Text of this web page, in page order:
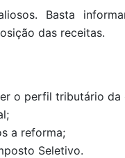
Basta
das receitas.
o perfil tributário da
a reforma;
Seletivo.